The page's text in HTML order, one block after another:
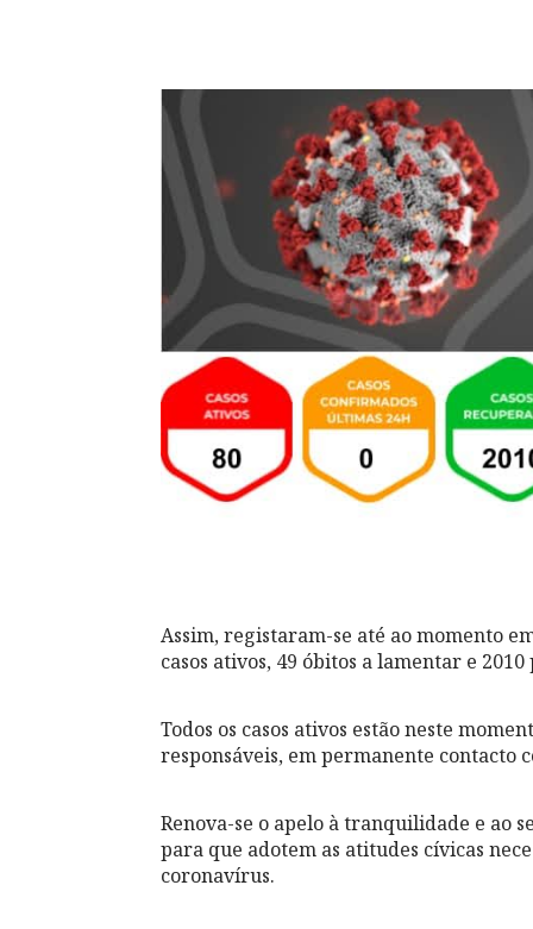
Assim, registaram-se até ao momento
casos ativos, 49 óbitos a lamentar e
Todos os casos ativos estão neste
responsáveis, em permanente contacto
Renova-se o apelo à tranquilidade e ao
para que adotem as atitudes cívicas
coronavírus.